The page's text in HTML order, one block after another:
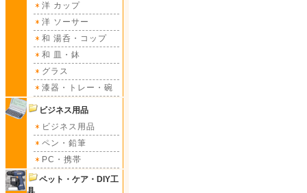
洋 カップ
洋 ソーサー
和 湯呑・コップ
和 皿・鉢
グラス
漆器・トレー・碗
ビジネス用品
ビジネス用品
ペン・鉛筆
PC・携帯
ペット・ケア・DIY工
具